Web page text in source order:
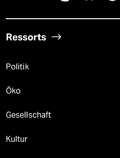
Ressorts
Politik
Öko
Gesellschaft
Kultur